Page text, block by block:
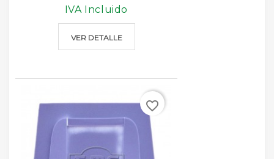
IVA Incluido
VER DETALLE
favorite_border